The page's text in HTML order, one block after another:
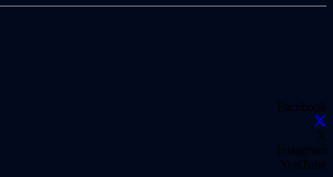
Facebook
X
Instagram
YouTube